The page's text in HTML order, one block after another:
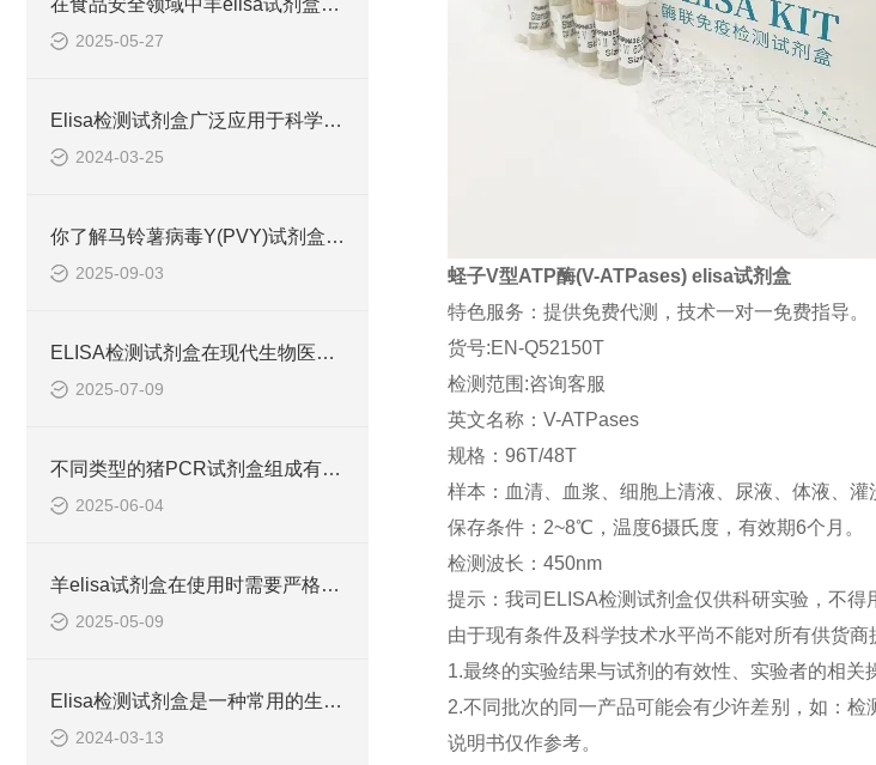
在食品安全领域中羊elisa试剂盒也有着一定的应用
2025-05-27
Elisa检测试剂盒广泛应用于科学研究和临床诊断中
2024-03-25
你了解马铃薯病毒Y(PVY)试剂盒吗？
2025-09-03
ELISA检测试剂盒在现代生物医学研究中的作用
2025-07-09
不同类型的猪PCR试剂盒组成有所差异
2025-06-04
羊elisa试剂盒在使用时需要严格遵守流程
2025-05-09
Elisa检测试剂盒是一种常用的生物化学分析技术
2024-03-13
蛏子V型ATP酶(V-ATPases) elisa试剂盒
特色服务：提供免费代测，技术一对一免费指导。
货号:EN-Q52150T
检测范围:咨询客服
英文名称：V-ATPases
规格：96T/48T
样本：血清、血浆、细胞上清液、尿液、体液、灌
保存条件：2~8℃，温度6摄氏度，有效期6个月。
检测波长：450nm
提示：我司ELISA检测试剂盒仅供科研实验，不
由于现有条件及科学技术水平尚不能对所有供货
1.最终的实验结果与试剂的有效性、实验者的相关
2.不同批次的同一产品可能会有少许差别，如：
说明书仅作参考。